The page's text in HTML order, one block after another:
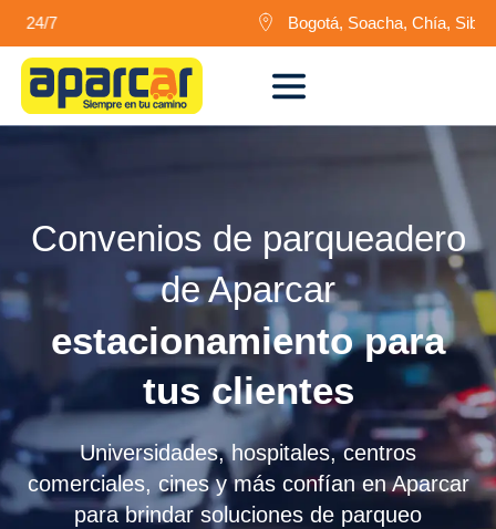
7 Bogotá, Soacha, Chía, Siberia y
Convenios de parqueadero
de Aparcar
estacionamiento para
tus clientes
Universidades, hospitales, centros
comerciales, cines y más confían en Aparcar
para brindar soluciones de parqueo